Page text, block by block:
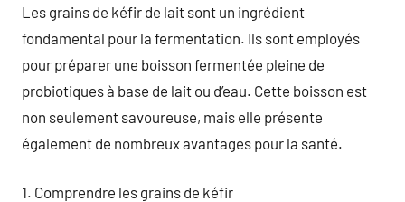
Les grains de kéfir de lait sont un ingrédient
fondamental pour la fermentation. Ils sont employés
pour préparer une boisson fermentée pleine de
probiotiques à base de lait ou d’eau. Cette boisson est
non seulement savoureuse, mais elle présente
également de nombreux avantages pour la santé.
1. Comprendre les grains de kéfir